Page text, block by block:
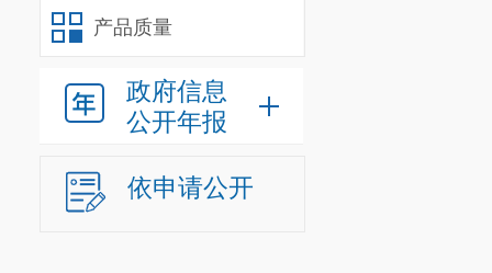
产品质量
政府信息
公开年报
依申请公开